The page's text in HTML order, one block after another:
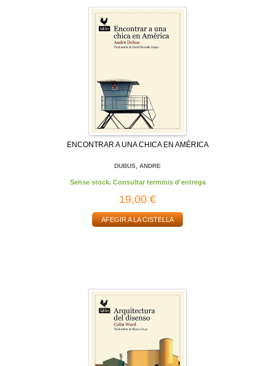
ENCONTRAR A UNA CHICA EN AMÉRICA
DUBUS, ANDRE
Sense stock. Consultar terminis d'entrega
19,00 €
AFEGIR A LA CISTELLA